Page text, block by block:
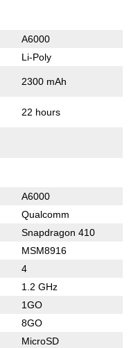
A6000
Li-Poly
2300 mAh
22 hours
A6000
Qualcomm
Snapdragon 410
MSM8916
4
1.2 GHz
1GO
8GO
MicroSD